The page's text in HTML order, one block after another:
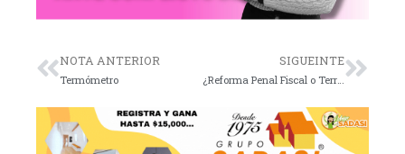
NOTA ANTERIOR
Termómetro
SIGUEINTE
¿Reforma Penal Fiscal o Terror Empresarial bajo AMLO?